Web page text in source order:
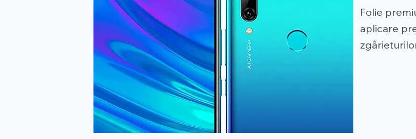
Folie
aplicare